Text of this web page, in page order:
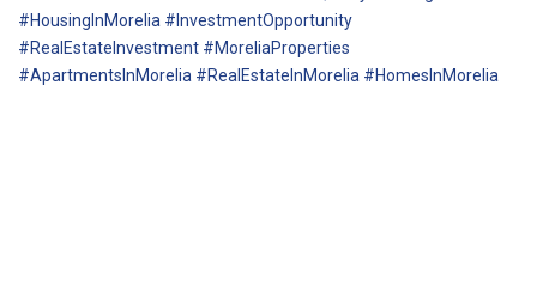
#HousingInMorelia #InvestmentOpportunity
#RealEstateInvestment #MoreliaProperties
#ApartmentsInMorelia #RealEstateInMorelia #HomesInMorelia